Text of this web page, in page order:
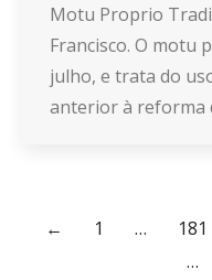
Motu Proprio
Francisco. O motu
julho, e trata do
anterior à reforma
← 1 … 181
…